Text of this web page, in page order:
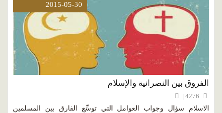
2015-05-30
الفروق بين النصرانية والإسلام
الاسلام سؤال وجواب العوامل التي توسِّع الفارق بين المسلمين